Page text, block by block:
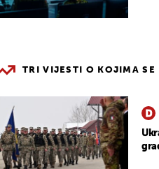
TRI VIJESTI O KOJIMA SE